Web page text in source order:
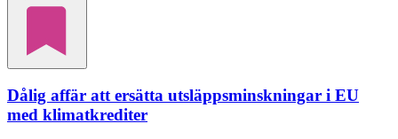
Dålig affär att ersätta utsläppsminskningar i EU
med klimatkrediter